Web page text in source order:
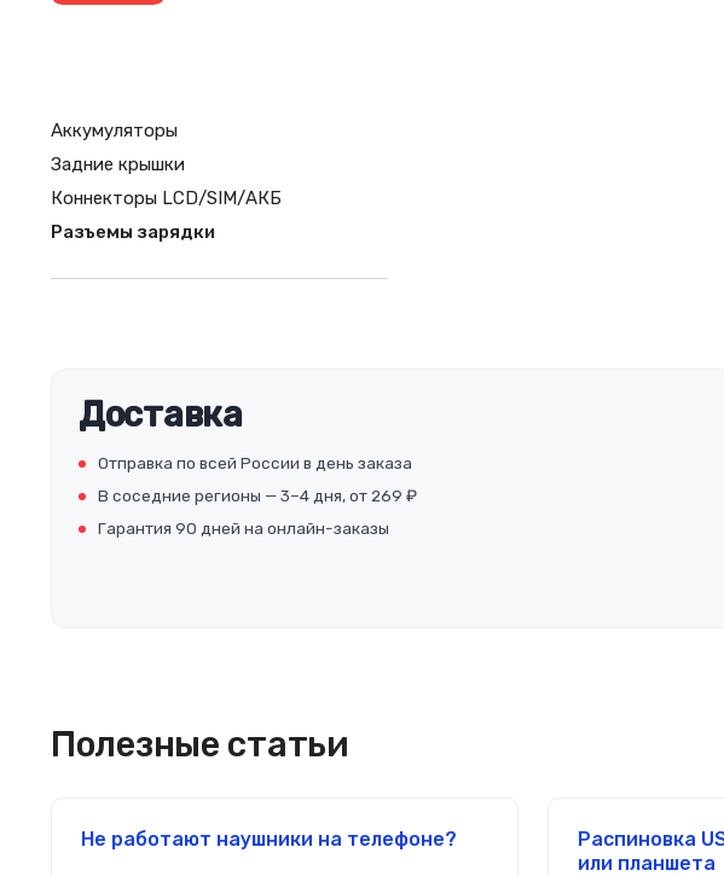
Аккумуляторы
Задние крышки
Коннекторы LCD/SIM/АКБ
Разъемы зарядки
Доставка
Отправка по всей России в день заказа
В соседние регионы — 3–4 дня, от 269 ₽
Гарантия 90 дней на онлайн-заказы
Полезные статьи
Не работают наушники на телефоне?
Распиновка
или планшета